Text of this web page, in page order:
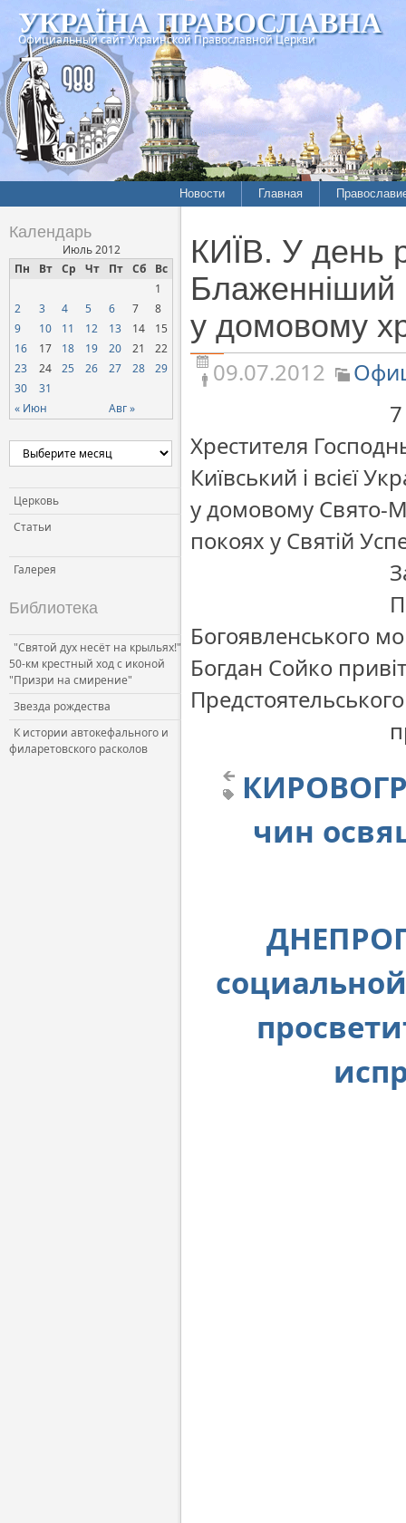
УКРАЇНА ПРАВОСЛАВНА
Официальный сайт Украинской Православной Церкви
Новости
Межконфессиональные
отношения
Нарушения прав
верующих
Официальная хроника
Расколы, ереси, секты
СОЦИАЛЬНОЕ
Церковь и общество
Церковь и СМИ
Главная
История
Хроники
Календарь
Июль 2012
Пн
Вт Ср Чт Пт Сб Вс
« Июн Авг »
1
2
3 4 5 6 7
8
9
10 11 12 13 14
15
16
17 18 19 20 21
22
23
24 25 26 27 28
29
30
31
Церковь
Статьи
Галерея
Библиотека
"Святой дух несёт на крыльях!"
50-км крестный ход с иконой
"Призри на смирение"
Звезда рождества
К истории автокефального и
филаретовского расколов
КИЇВ. У день
у домовому
09.07.2012
Хрестителя
Київський і всієї
у домовому Свято-
покоях у Святій
Богоявленського
Богдан Сойко
чин